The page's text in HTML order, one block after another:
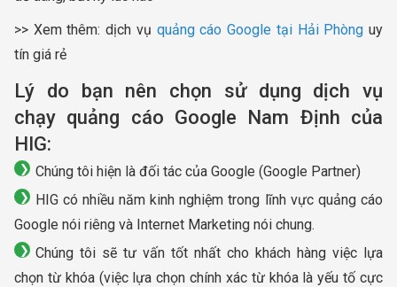
>> Xem thêm: dịch vụ quảng cáo Google tại Hải Phòng uy
tín giá rẻ
Lý do bạn nên chọn sử dụng dịch vụ
chạy quảng cáo Google Nam Định của
HIG:
Chúng tôi hiện là đối tác của Google (Google Partner)
HIG có nhiều năm kinh nghiệm trong lĩnh vực quảng cáo
Google nói riêng và Internet Marketing nói chung.
Chúng tôi sẽ tư vấn tốt nhất cho khách hàng việc lựa
chọn từ khóa (việc lựa chọn chính xác từ khóa là yếu tố cực